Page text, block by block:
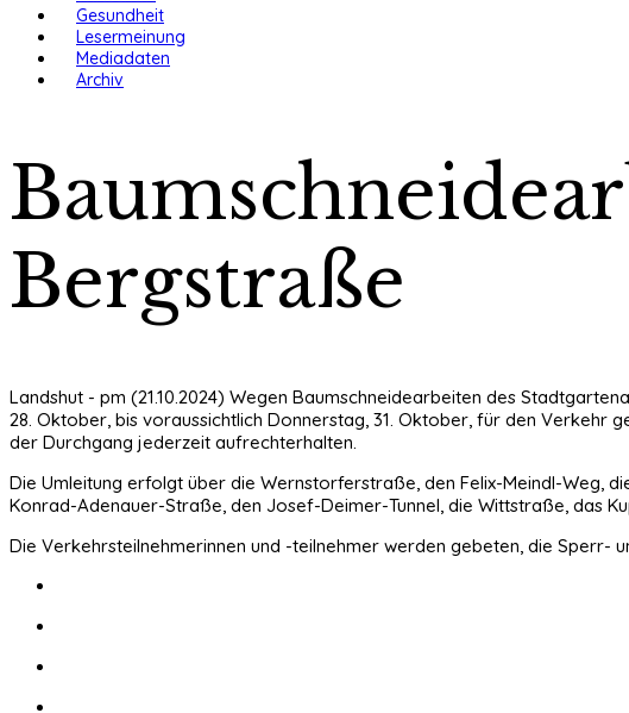
Gesundheit
Lesermeinung
Mediadaten
Archiv
Bergstraße
Landshut - pm (21.10.2024) Wegen Baumschneidearbeiten des
28. Oktober, bis voraussichtlich Donnerstag, 31. Oktober, für den Verkehr
der Durchgang jederzeit aufrechterhalten.
Die Umleitung erfolgt über die Wernstorferstraße, den Felix-Meindl-Weg,
Konrad-Adenauer-Straße, den Josef-Deimer-Tunnel, die Wittstraße, das
Die Verkehrsteilnehmerinnen und -teilnehmer werden gebeten, die Sperr-